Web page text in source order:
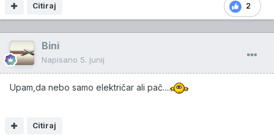
2
Citiraj
Bini
Napisano 5. junij
Upam,da nebo samo električar ali pač....
Citiraj